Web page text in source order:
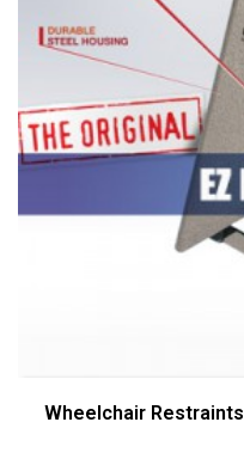
Wheelchair Restraints